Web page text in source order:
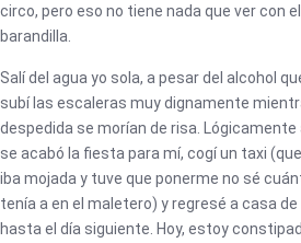
circo, pero eso no tiene nada que ver con
barandilla.
Salí del agua yo sola, a pesar del alcohol
subí las escaleras muy dignamente
despedida se morían de risa.
se acabó la fiesta para mí, cogí un taxi
iba mojada y tuve que ponerme no sé
tenía a en el maletero) y regresé a casa
hasta el día siguiente. Hoy, estoy